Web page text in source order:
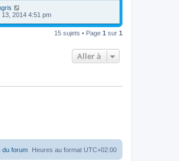
13, 2014 4:51 pm
15 sujets • Page 1 sur 1
Aller à
Heures au format UTC+02:00
du forum